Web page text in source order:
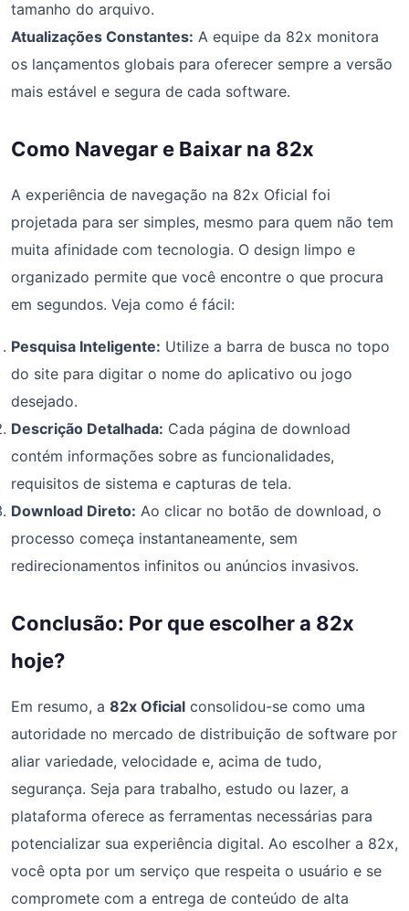
tamanho do arquivo.
Atualizações Constantes: A equipe da 82x monitora
os lançamentos globais para oferecer sempre a versão
mais estável e segura de cada software.
Como Navegar e Baixar na 82x
A experiência de navegação na 82x Oficial foi
projetada para ser simples, mesmo para quem não tem
muita afinidade com tecnologia. O design limpo e
organizado permite que você encontre o que procura
em segundos. Veja como é fácil:
Pesquisa Inteligente: Utilize a barra de busca no topo
do site para digitar o nome do aplicativo ou jogo
desejado.
Descrição Detalhada: Cada página de download
contém informações sobre as funcionalidades,
requisitos de sistema e capturas de tela.
Download Direto: Ao clicar no botão de download, o
processo começa instantaneamente, sem
redirecionamentos infinitos ou anúncios invasivos.
Conclusão: Por que escolher a 82x
hoje?
Em resumo, a 82x Oficial consolidou-se como uma
autoridade no mercado de distribuição de software por
aliar variedade, velocidade e, acima de tudo,
segurança. Seja para trabalho, estudo ou lazer, a
plataforma oferece as ferramentas necessárias para
potencializar sua experiência digital. Ao escolher a 82x,
você opta por um serviço que respeita o usuário e se
compromete com a entrega de conteúdo de alta